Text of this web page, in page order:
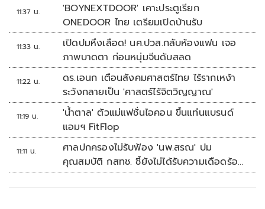
11:37 น.
'BOYNEXTDOOR' เคาะประตูเรียก
ONEDOOR ไทย เตรียมเปิดบ้านรับ
11:33 น.
เปิดปมหึงเลือด! นศ.ปวส.กลับห้องแฟน เจอ
ภาพบาดตา ก่อนหนุ่มจีนดับสลด
11:22 น.
ดร.เอนก เตือนสังคมศาสตร์ไทย ไร้รากเหง้า
ระวังกลายเป็น 'ศาสตร์ไร้จิตวิญญาณ'
11:19 น.
'น้ำตาล' ตัวแม่แฟชั่นไอคอน ขึ้นแท่นแบรนด์
แอมฯ FitFlop
11:11 น.
ศาลปกครองไม่รับฟ้อง 'นพ.สรณ' ปม
คุณสมบัติ กสทช. ชี้ยังไม่ได้รับความเดือดร้อน
เสียหาย